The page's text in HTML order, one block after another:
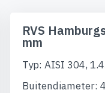
RVS
mm
Typ: AISI 304,
Buitendiameter: